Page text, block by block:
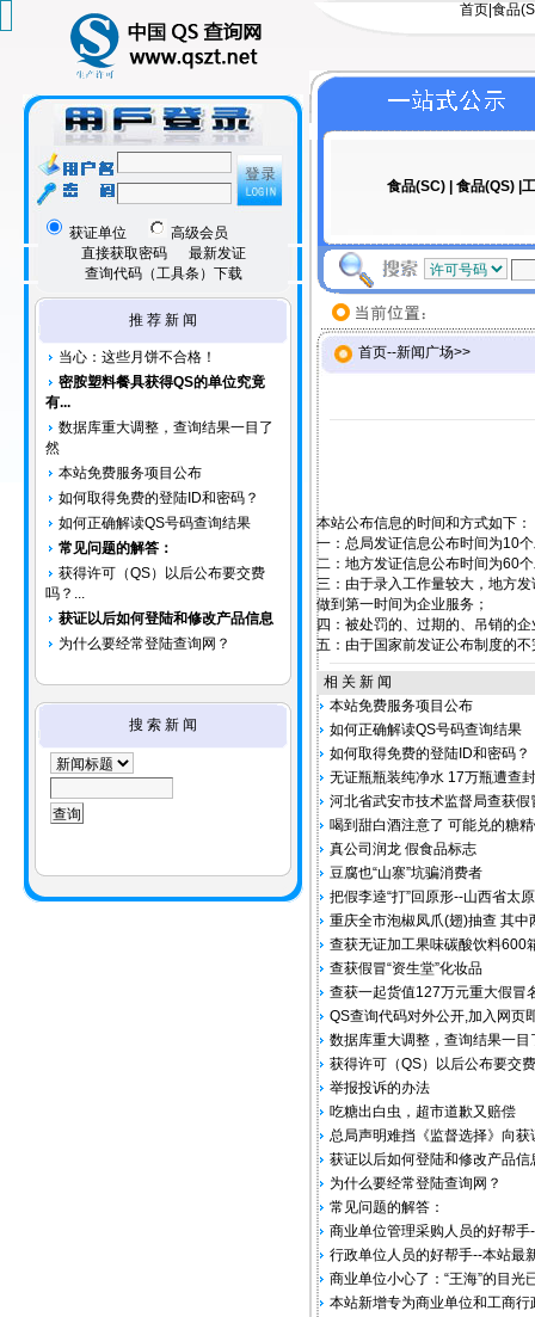
获证单位
高级会员
直接获取密码
最新发证
查询代码（工具条）下载
首页 食品
食品(SC)| 食品(QS)|
推 荐 新 闻
当心：这些月饼不合格！
密胺塑料餐具获得QS的单位究竟
有...
数据库重大调整，查询结果一目了
然
本站免费服务项目公布
如何取得免费的登陆ID和密码？
如何正确解读QS号码查询结果
常见问题的解答：
获得许可（QS）以后公布要交费
吗？...
获证以后如何登陆和修改产品信息
为什么要经常登陆查询网？
搜 索 新 闻
首页--新闻广场>>
本站公布信息的时间和方式如下：
一：总局发证信息公布时间为10
二：地方发证信息公布时间为60
三：由于录入工作量较大，地方
做到第一时间为企业服务；
四：被处罚的、过期的、吊销的
五：由于国家前发证公布制度的
相 关 新 闻
本站免费服务项目公布
如何正确解读QS号码查询结果
如何取得免费的登陆ID和密码？
无证瓶瓶装纯净水 17万瓶遭查封
河北省武安市技术监督局查获假
喝到甜白酒注意了 可能兑的糖
真公司润龙 假食品标志
豆腐也“山寨”坑骗消费者
把假李逵“打”回原形--山西省太
重庆全市泡椒凤爪(翅)抽查 其中
查获无证加工果味碳酸饮料600
查获假冒“资生堂”化妆品
查获一起货值127万元重大假冒
QS查询代码对外公开,加入网页
数据库重大调整，查询结果一目
获得许可（QS）以后公布要交
举报投诉的办法
吃糖出白虫，超市道歉又赔偿
总局声明难挡《监督选择》向获
获证以后如何登陆和修改产品信
为什么要经常登陆查询网？
常见问题的解答：
商业单位管理采购人员的好帮
行政单位人员的好帮手--本站最
商业单位小心了：“王海”的目光
本站新增专为商业单位和工商行